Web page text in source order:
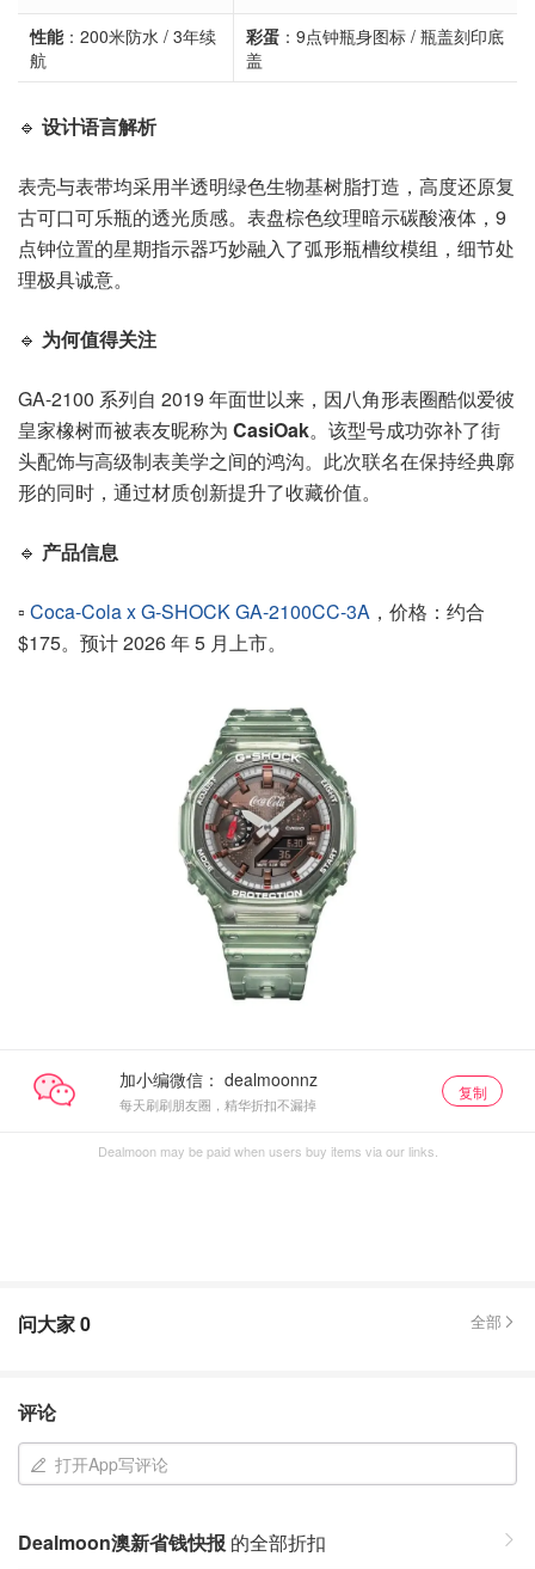
性能：200米防水 / 3年续
航
彩蛋 ：9点钟瓶身图标 / 瓶盖刻印底
盖
🔹 设计语言解析
表壳与表带均采用半透明绿色生物基树脂打造，高度还原复
古可口可乐瓶的透光质感。表盘棕色纹理暗示碳酸液体，9
点钟位置的星期指示器巧妙融入了弧形瓶槽纹模组，细节处
理极具诚意。
🔹 为何值得关注
GA-2100 系列自 2019 年面世以来，因八角形表圈酷似爱彼
皇家橡树而被表友昵称为 CasiOak。该型号成功弥补了街
头配饰与高级制表美学之间的鸿沟。此次联名在保持经典廓
形的同时，通过材质创新提升了收藏价值。
🔹 产品信息
▫️ Coca-Cola x G-SHOCK GA-2100CC-3A ，价格：约合
$175。预计 2026 年 5 月上市。
加小编微信：
每天刷刷朋友圈，精华折扣不漏掉
复制
Dealmoon may be paid when users buy items via our links.
问大家0 全部
评论
打开App写评论
Dealmoon澳新省钱快报 的全部折扣